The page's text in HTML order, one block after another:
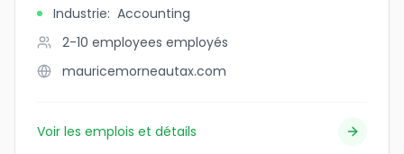
Industrie: Accounting
2-10 employees employés
mauricemorneautax.com
Voir les emplois et détails